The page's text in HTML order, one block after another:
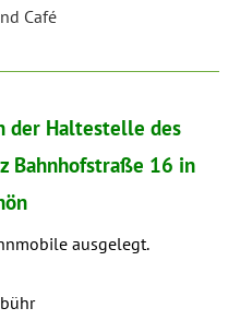
Café
der Haltestelle des
Bahnhofstraße 16 in
ausgelegt.